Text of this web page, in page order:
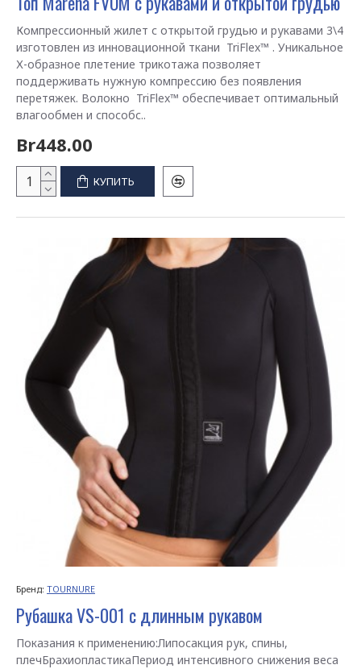
Компрессионный жилет с открытой грудью и рукавами 3\4
изготовлен из инновационной ткани TriFlex™ . Уникальное
Х-образное плетение трикотажа позволяет
поддерживать нужную компрессию без появления
перетяжек. Волокно TriFlex™ обеспечивает оптимальный
влагообмен и способс..
Br448.00
КУПИТЬ
Бренд: TOURNURE
Рубашка VS-001 с длинным рукавом
Показания к применению:Липосакция рук, спины,
плечБрахиопластикаПериод интенсивного снижения веса